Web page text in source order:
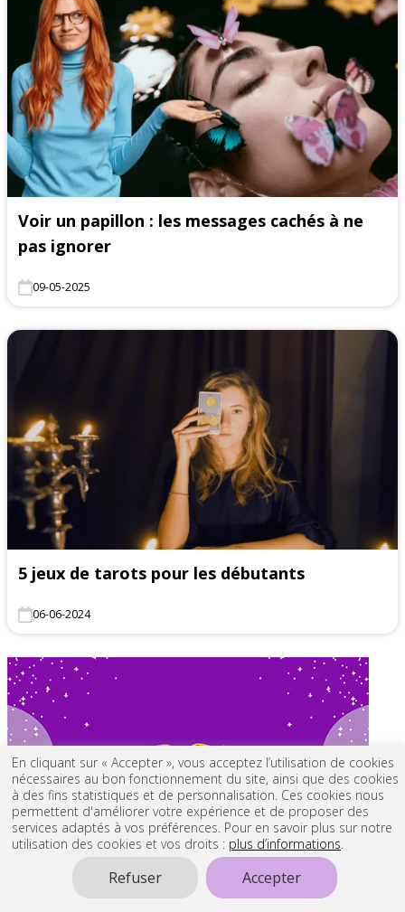
Voir un papillon : les messages cachés à ne
pas ignorer
09-05-2025
5 jeux de tarots pour les débutants
06-06-2024
En cliquant sur « Accepter », vous acceptez l’utilisation de cookies
nécessaires au bon fonctionnement du site, ainsi que des cookies
à des fins statistiques et de personnalisation. Ces cookies nous
permettent d'améliorer votre expérience et de proposer des
services adaptés à vos préférences. Pour en savoir plus sur notre
utilisation des cookies et vos droits : plus d’informations.
Refuser Accepter